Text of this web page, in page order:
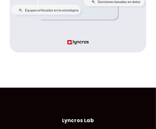
Lyncros Lab